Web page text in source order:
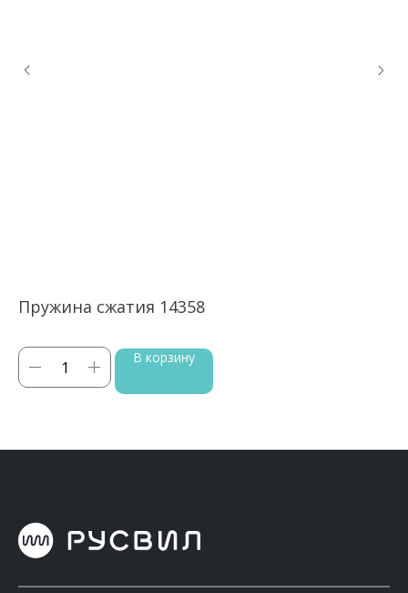
Пружина сжатия 14358
В корзину